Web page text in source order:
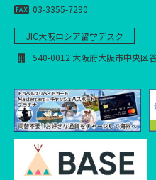
03-3355-7290
JIC大阪ロシア留学デスク
540-0012 大阪府大阪市中央区